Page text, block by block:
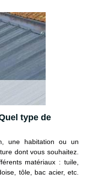
type de
une habitation ou un
dont vous souhaitez.
matériaux : tuile,
tôle, bac acier, etc.